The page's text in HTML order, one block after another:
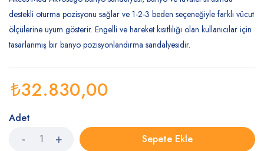
destekli oturma pozisyonu sağlar ve 1-2-3 beden seçeneğiyle farklı vücut
ölçülerine uyum gösterir. Engelli ve hareket kısıtlılığı olan kullanıcılar için
tasarlanmış bir banyo pozisyonlandırma sandalyesidir.
₺32.830,00
Adet
Sepete Ekle